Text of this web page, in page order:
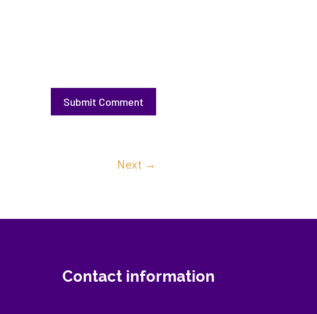
Submit Comment
Next →
Contact information